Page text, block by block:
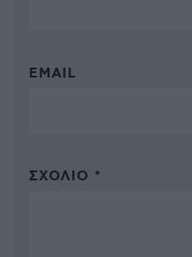
EMAIL
ΣΧΌΛΙΟ *